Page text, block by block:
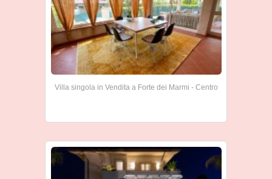
Villa singola in Vendita a Forte dei Marmi - Centro